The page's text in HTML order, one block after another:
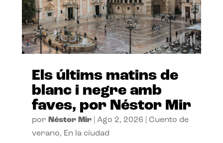
Els últims matins de
blanc i negre amb
faves, por Néstor Mir
por Néstor Mir| Ago 2, 2026
Cuento de
verano, En la ciudad